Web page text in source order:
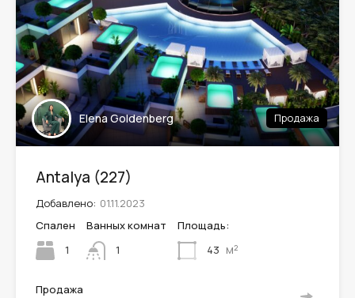
Leaflet| ©OpenStreetMapcontributors
Elena Goldenberg Продажа
Antalya (227)
Добавлено: 01.11.2023
Спален
1
Ванных комнат
1
Площадь:
43 м²
Продажа